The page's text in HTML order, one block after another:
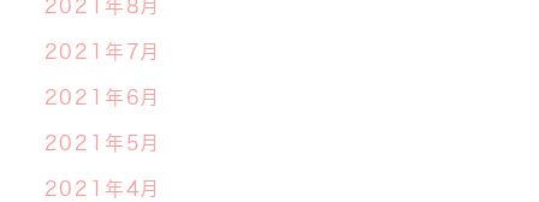
2021年8月
2021年7月
2021年6月
2021年5月
2021年4月